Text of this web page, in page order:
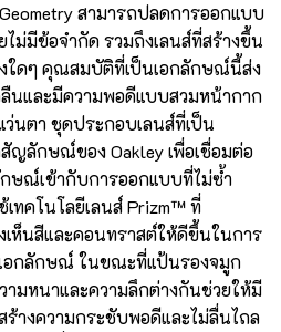
สามารถปลดการออกแบบ
ม่มีข้อจำกัด รวมถึงเลนส์ที่สร้างขึ้น
ใดๆ คุณสมบัติที่เป็นเอกลักษณ์นี้ส่ง
นและมีความพอดีแบบสวมหน้ากาก
นตา ชุดประกอบเลนส์ที่เป็น
ญลักษณ์ของ Oakley เพื่อเชื่อมต่อ
ษณ์เข้ากับการออกแบบที่ไม่ซ้ำ
ทคโนโลยีเลนส์ Prizm™ ที่
ห็นสีและคอนทราสต์ให้ดีขึ้นในการ
อกลักษณ์ ในขณะที่แป้นรองจมูก
ามหนาและความลึกต่างกันช่วยให้มี
างความกระชับพอดีและไม่ลื่นไถล